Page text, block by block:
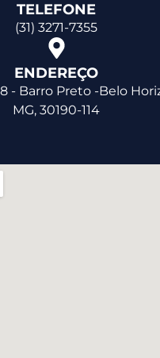
TELEFONE
(31) 3271-7355
ENDEREÇO
- Barro Preto -Belo
MG, 30190-114